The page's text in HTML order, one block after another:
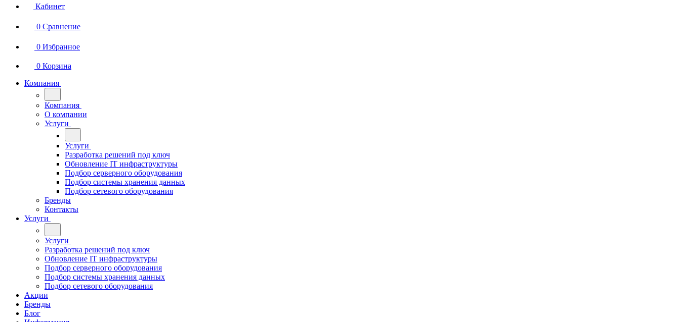
Кабинет
0 Сравнение
0 Избранное
0 Корзина
Компания
Компания
О компании
Услуги
Услуги
Разработка решений под ключ
Обновление IT инфраструктуры
Подбор серверного оборудования
Подбор системы хранения данных
Подбор сетевого оборудования
Бренды
Контакты
Услуги
Услуги
Разработка решений под ключ
Обновление IT инфраструктуры
Подбор серверного оборудования
Подбор системы хранения данных
Подбор сетевого оборудования
Акции
Бренды
Блог